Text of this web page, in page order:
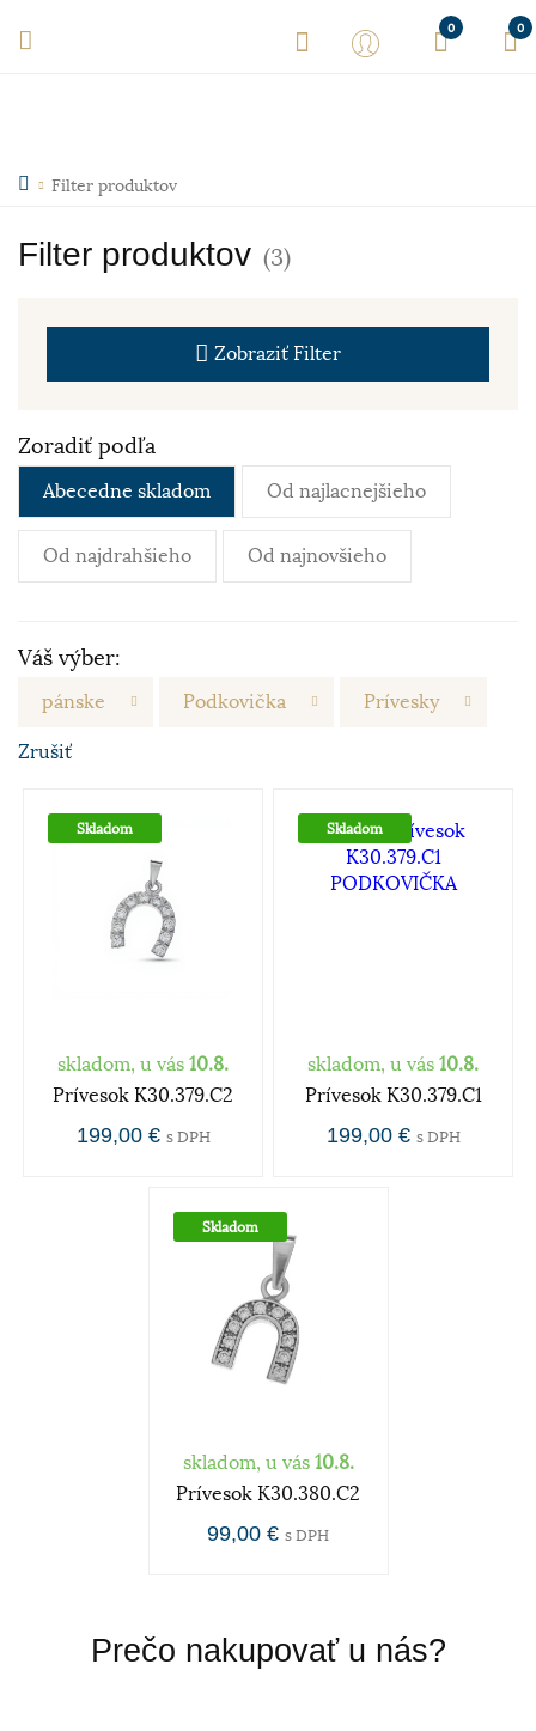
0 0
Filter produktov
Filter produktov (3)
Zobraziť Filter
Zoradiť podľa
Abecedne skladom Od najlacnejšieho
Od najdrahšieho Od najnovšieho
Váš výber:
pánske Podkovička Prívesky
Zrušiť
Skladom
skladom, u vás 10.8.
Prívesok K30.379.C2
199,00 € s DPH
Skladom
skladom, u vás 10.8.
Prívesok K30.379.C1
199,00 € s DPH
Skladom
skladom, u vás 10.8.
Prívesok K30.380.C2
99,00 € s DPH
Prečo nakupovať u nás?